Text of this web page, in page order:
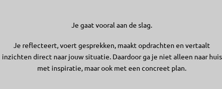
Je gaat vooral aan de slag.
Je reflecteert, voert gesprekken, maakt opdrachten en vertaalt
inzichten direct naar jouw situatie. Daardoor ga je niet alleen naar huis
met inspiratie, maar ook met een concreet plan.